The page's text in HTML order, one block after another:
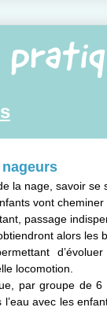
la nage, savoir se
vont
passage
alors les
locomotion.
par groupe de 6
avec les